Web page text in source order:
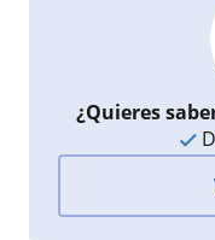
¿Quieres